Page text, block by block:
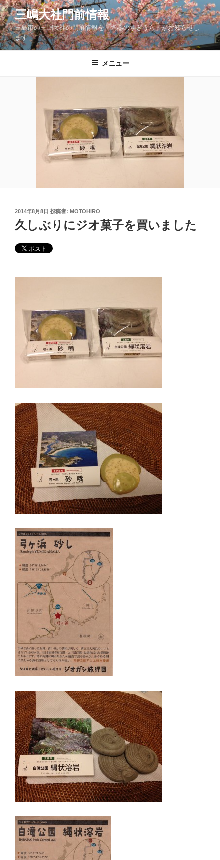
コ
ン
テ
ン
ツ
三嶋大社門前情報
三島市の三嶋大社の門前情報を「陶器のすぎうら」がお知らせし
ます
メニュー
投
稿
日:
2014年8月8日 投稿者: MOTOHIRO
久しぶりにジオ菓子を買いました